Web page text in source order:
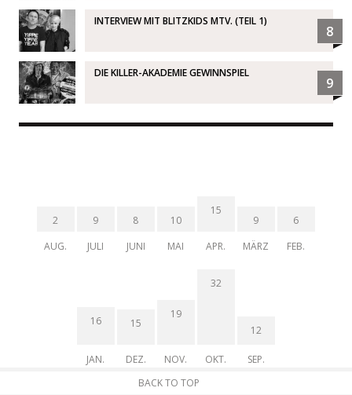
INTERVIEW MIT BLITZKIDS MTV. (TEIL 1)
8
DIE KILLER-AKADEMIE GEWINNSPIEL
9
2
AUG.
9
JULI
8
JUNI
10
MAI
15
APR.
9
MÄRZ
6
FEB.
16
JAN.
15
DEZ.
19
NOV.
32
OKT.
12
SEP.
BACK TO TOP